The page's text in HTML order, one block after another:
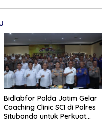
Bidlabfor Polda Jatim Gelar
Coaching Clinic SCI di Polres
Situbondo untuk Perkuat